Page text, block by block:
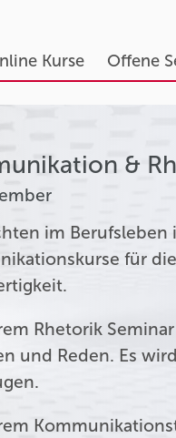
Kurse Offene
&
im
für
Rhetorik
und Reden. Es